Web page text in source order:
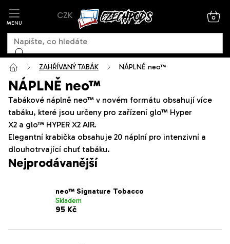
CZK
ZAHŘÍVANÝ TABÁK NÁPLNĚ neo™
NÁPLNĚ neo™
Tabákové náplně neo™ v novém formátu obsahují více
tabáku, které jsou určeny pro zařízení glo™ Hyper
X2 a glo™ HYPER X2 AIR.
Elegantní krabička obsahuje 20 náplní pro intenzivní a
dlouhotrvající chuť tabáku.
Nejprodávanější
neo™ Signature Tobacco
Skladem
95 Kč